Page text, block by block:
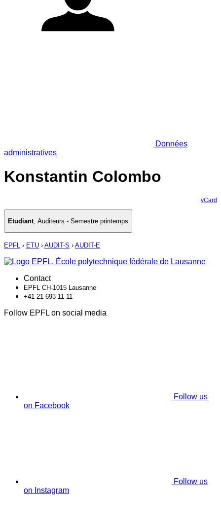
Données
administratives
Konstantin Colombo
vCard
Etudiant, Auditeurs - Semestre printemps
EPFL › ETU › AUDIT-S › AUDIT-E
Contact
EPFL CH-1015 Lausanne
+41 21 693 11 11
Follow EPFL on social media
Follow us
on Facebook
Follow us
on Instagram